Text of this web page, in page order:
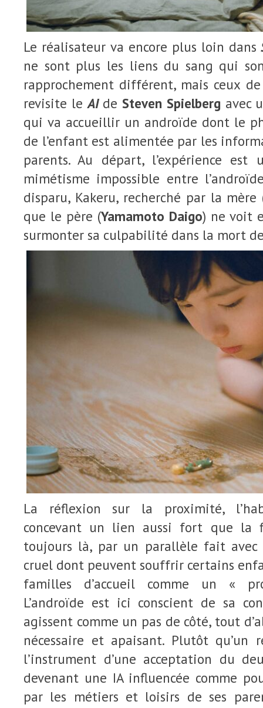
Le réalisateur va encore plus loin dans
ne sont plus les liens du sang qui
rapprochement différent, mais ceux
revisite leAIdeSteven Spielberg avec
qui va accueillir un androïde dont le
de l’enfant est alimentée par les
parents. Au départ, l’expérience est
mimétisme impossible entre
disparu, Kakeru, recherché par la mère
que le père (Yamamoto Daigo) ne voit
surmonter sa culpabilité dans la mort
La réflexion sur la proximité,
concevant un lien aussi fort que la
toujours là, par un parallèle fait
cruel dont peuvent souffrir certains
familles d’accueil comme un «
L’androïde est ici conscient de sa
agissent comme un pas de côté, tout
nécessaire et apaisant. Plutôt qu’un
l’instrument d’une acceptation du
devenant une IA influencée comme
par les métiers et loisirs de ses